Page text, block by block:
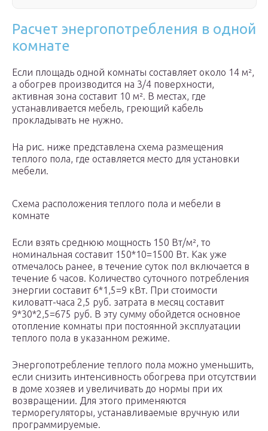
Расчет энергопотребления в одной
комнате
Если площадь одной комнаты составляет около 14 м²,
а обогрев производится на 3/4 поверхности,
активная зона составит 10 м². В местах, где
устанавливается мебель, греющий кабель
прокладывать не нужно.
На рис. ниже представлена схема размещения
теплого пола, где оставляется место для установки
мебели.
Схема расположения теплого пола и мебели в
комнате
Если взять среднюю мощность 150 Вт/м², то
номинальная составит 150*10=1500 Вт. Как уже
отмечалось ранее, в течение суток пол включается в
течение 6 часов. Количество суточного потребления
энергии составит 6*1,5=9 кВт. При стоимости
киловатт-часа 2,5 руб. затрата в месяц составит
9*30*2,5=675 руб. В эту сумму обойдется основное
отопление комнаты при постоянной эксплуатации
теплого пола в указанном режиме.
Энергопотребление теплого пола можно уменьшить,
если снизить интенсивность обогрева при отсутствии
в доме хозяев и увеличивать до нормы при их
возвращении. Для этого применяются
терморегуляторы, устанавливаемые вручную или
программируемые.